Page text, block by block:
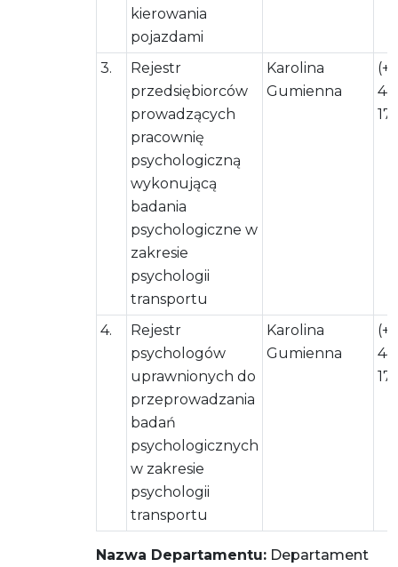
kierowania
pojazdami
3.
Rejestr
przedsiębiorców
prowadzących
pracownię
psychologiczną
wykonującą
badania
psychologiczne w
zakresie
psychologii
transportu
Karolina
Gumienna
4.
Rejestr
psychologów
uprawnionych do
przeprowadzania
badań
psychologicznych
w zakresie
psychologii
transportu
Karolina
Gumienna
Nazwa Departamentu: Departament